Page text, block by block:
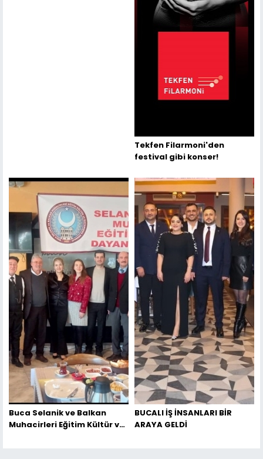
Tekfen Filarmoni'den
festival gibi konser!
Buca Selanik ve Balkan
Muhacirleri Eğitim Kültür ve
BUCALI İŞ İNSANLARI BİR
ARAYA GELDİ